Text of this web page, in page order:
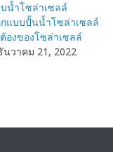
น้ำโซล่าเซลล์
กแบบปั้นน้ำโซล่าเซลล์
องของโซล่าเซลล์
นวาคม 21, 2022